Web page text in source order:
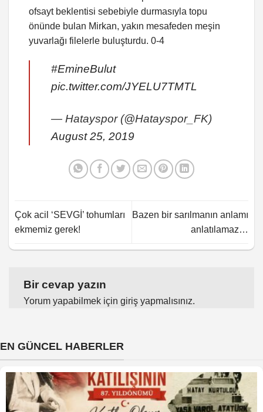
ofsayt beklentisi sebebiyle durmasıyla topu
önünde bulan Mirkan, yakın mesafeden meşin
yuvarlağı filelerle buluşturdu. 0-4
#EmineBulut
pic.twitter.com/JYELU7TMTL
— Hatayspor (@Hatayspor_FK)
August 25, 2019
Çok acil ‘SEVGİ’ tohumları
ekmemiz gerek!
Bazen bir sarılmanın anlamı
anlatılamaz…
Bir cevap yazın
Yorum yapabilmek için giriş yapmalısınız.
EN GÜNCEL HABERLER